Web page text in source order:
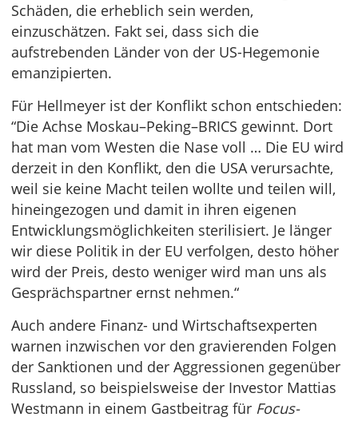
Schäden, die erheblich sein werden,
einzuschätzen. Fakt sei, dass sich die
aufstrebenden Länder von der US-Hegemonie
emanzipierten.
Für Hellmeyer ist der Konflikt schon entschieden:
“Die Achse Moskau–Peking–BRICS gewinnt. Dort
hat man vom Westen die Nase voll … Die EU wird
derzeit in den Konflikt, den die USA verursachte,
weil sie keine Macht teilen wollte und teilen will,
hineingezogen und damit in ihren eigenen
Entwicklungsmöglichkeiten sterilisiert. Je länger
wir diese Politik in der EU verfolgen, desto höher
wird der Preis, desto weniger wird man uns als
Gesprächspartner ernst nehmen.“
Auch andere Finanz- und Wirtschaftsexperten
warnen inzwischen vor den gravierenden Folgen
der Sanktionen und der Aggressionen gegenüber
Russland, so beispielsweise der Investor Mattias
Westmann in einem Gastbeitrag für Focus-